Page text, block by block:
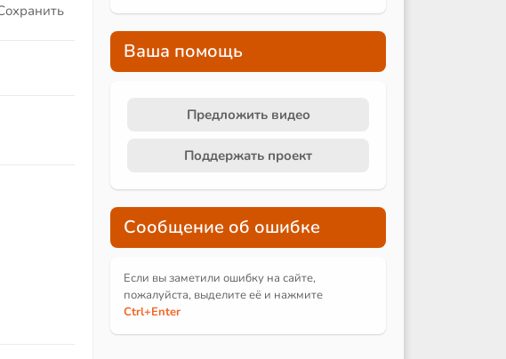
Ваша помощь
Предложить видео
Поддержать проект
Сообщение об ошибке
Если вы заметили ошибку на сайте,
пожалуйста, выделите её и нажмите
Ctrl+Enter